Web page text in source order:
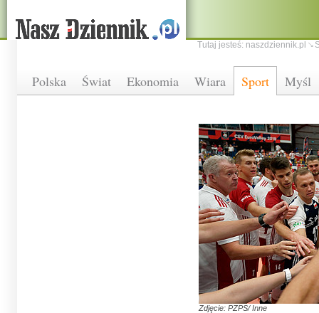
Polska Świat Ekonomia Wiara Sport Myśl
Tutaj jesteś: naszdziennik.pl
Zdjęcie: PZPS/ Inne